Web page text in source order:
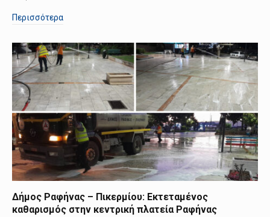
Περισσότερα
Δήμος Ραφήνας – Πικερμίου: Εκτεταμένος
καθαρισμός στην κεντρική πλατεία Ραφήνας